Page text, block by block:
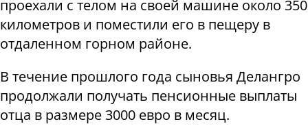
проехали с телом на своей машине около 350
километров и поместили его в пещеру в
отдаленном горном районе.
В течение прошлого года сыновья Делангро
продолжали получать пенсионные выплаты
отца в размере 3000 евро в месяц.